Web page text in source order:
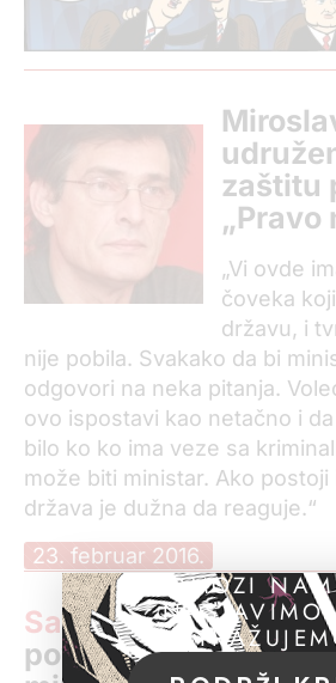
zaštitu
„Pravo
„Vi ovde
čoveka
državu, i
nije pobila. Svakako da bi
odgovori na neka pitanja.
ovo ispostavi kao netačno i
bilo ko ko ima veze sa
može biti ministar. Ako postoji
država je dužna da reaguje.“
23. februar 2016.
Saopštenje KRIK-a
povodom optužbi
POMOZI
NASTAVIMO